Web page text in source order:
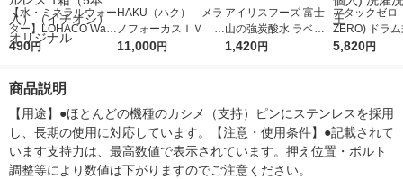
【水・ミネラルウォー
ター】LOHACO Wate
r（ロハコウォータ
シ） オリジナル
490円
HAKU（ハク） メラ
ノフォーカスＩＶ 4
5ｇ 資生堂 おまけ
11,000円
アイリスフーズ 富士
山の強炭酸水 ラベル
レス 500ml 1箱（24
1,420円
アタックゼロ
ZERO) ドラ
詰め替え メガ
5,820円
商品説明
【用途】●ほとんどの機種のカシメ（支持）ピンにステンレスを採用
し、長期の使用に対応しています。【注意・使用条件】●記載されて
います支持力は、最高数値で表示されています。押え位置・ボルト
調整等により数値は下がりますのでご注意ください。